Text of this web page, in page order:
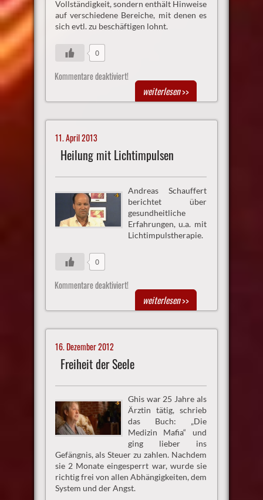
Vollständigkeit, sondern enthält Hinweise
auf verschiedene Bereiche, mit denen es
sich evtl. zu beschäftigen lohnt.
0
Kommentare deaktiviert!
weiterlesen>>
11. April 2013
Heilung mit Lichtimpulsen
Andreas Schauffert
berichtet über
gesundheitliche
Erfahrungen, u.a. mit
Lichtimpulstherapie.
0
Kommentare deaktiviert!
weiterlesen>>
16. Dezember 2012
Freiheit der Seele
Ghis war 25 Jahre als
Ärztin tätig, schrieb
das Buch: „Die
Medizin Mafia“ und
ging lieber ins
Gefängnis, als Steuer zu zahlen. Nachdem
sie 2 Monate eingesperrt war, wurde sie
richtig frei von allen Abhängigkeiten, dem
System und der Angst.